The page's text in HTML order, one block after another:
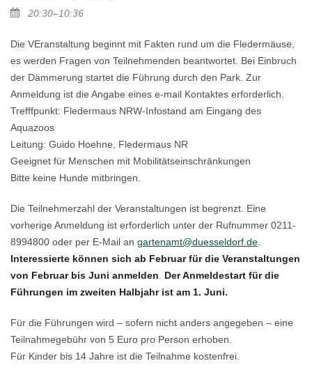
20:30–10:36
Die VEranstaltung beginnt mit Fakten rund um die Fledermäuse,
es werden Fragen von Teilnehmenden beantwortet. Bei Einbruch
der Dämmerung startet die Führung durch den Park. Zur
Anmeldung ist die Angabe eines e-mail Kontaktes erforderlich.
Trefffpunkt: Fledermaus NRW-Infostand am Eingang des
Aquazoos
Leitung: Guido Hoehne, Fledermaus NR
Geeignet für Menschen mit Mobilitätseinschränkungen
Bitte keine Hunde mitbringen.
Die Teilnehmerzahl der Veranstaltungen ist begrenzt. Eine
vorherige Anmeldung ist erforderlich unter der Rufnummer 0211-
8994800 oder per E-Mail an gartenamt@duesseldorf.de
Interessierte können sich ab Februar für die Veranstaltungen
von Februar bis Juni anmelden
Der Anmeldestart für die
Führungen im zweiten Halbjahr ist am 1. Juni.
Für die Führungen wird – sofern nicht anders angegeben – eine
Teilnahmegebühr von 5 Euro pro Person erhoben.
Für Kinder bis 14 Jahre ist die Teilnahme kostenfrei.